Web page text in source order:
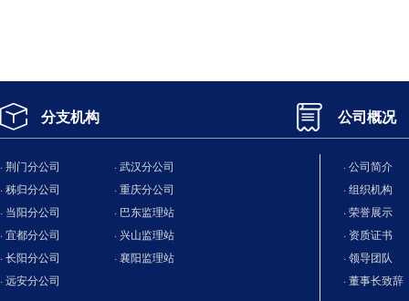
分支机构 公司概况
· 荆门分公司
· 秭归分公司
· 当阳分公司
· 宜都分公司
· 长阳分公司
· 远安分公司
· 武汉分公司
· 重庆分公司
· 巴东监理站
· 兴山监理站
· 襄阳监理站
· 公司简介
· 组织机构
· 荣誉展示
· 资质证书
· 领导团队
· 董事长致辞